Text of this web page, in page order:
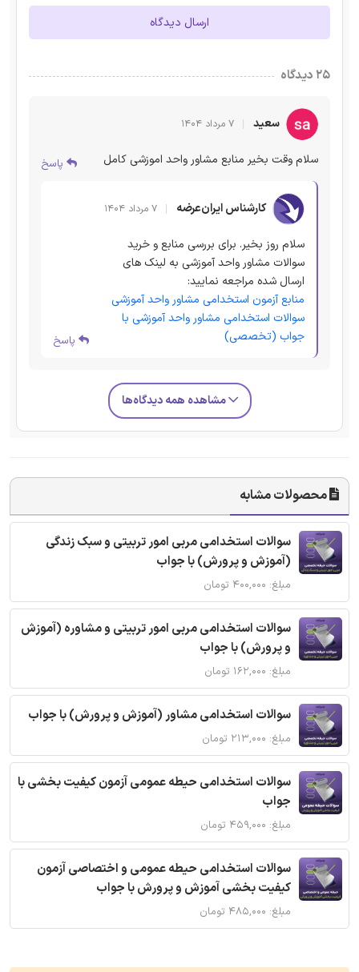
ارسال دیدگاه
۲۵ دیدگاه
سعید ۷ مرداد ۱۴۰۴
سلام وقت بخیر منابع مشاور واحد اموزشی کامل پاسخ
کارشناس ایران‌عرضه ۷ مرداد ۱۴۰۴
سلام روز بخیر. برای بررسی منابع و خرید
سوالات مشاور واحد آموزشی به لینک های
ارسال شده مراجعه نمایید:
منابع آزمون استخدامی مشاور واحد آموزشی
سوالات استخدامی مشاور واحد آموزشی با
جواب (تخصصی)
پاسخ
مشاهده همه دیدگاه‌ها
محصولات مشابه
سوالات استخدامی مربی امور تربیتی و سبک زندگی
(آموزش و پرورش) با جواب
مبلغ: ۴۰۰,۰۰۰ تومان
سوالات استخدامی مربی امور تربیتی و مشاوره (آموزش
و پرورش) با جواب
مبلغ: ۱۶۲,۰۰۰ تومان
سوالات استخدامی مشاور (آموزش و پرورش) با جواب
مبلغ: ۲۱۳,۰۰۰ تومان
سوالات استخدامی حیطه عمومی آزمون کیفیت بخشی با
جواب
مبلغ: ۴۵۹,۰۰۰ تومان
سوالات استخدامی حیطه عمومی و اختصاصی آزمون
کیفیت بخشی آموزش و پرورش با جواب
مبلغ: ۴۸۵,۰۰۰ تومان